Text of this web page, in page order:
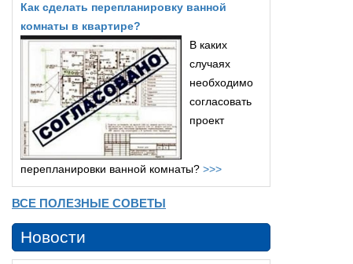
Как сделать перепланировку ванной
комнаты в квартире?
В каких
случаях
необходимо
согласовать
проект
перепланировки ванной комнаты? >>>
ВСЕ ПОЛЕЗНЫЕ СОВЕТЫ
Новости